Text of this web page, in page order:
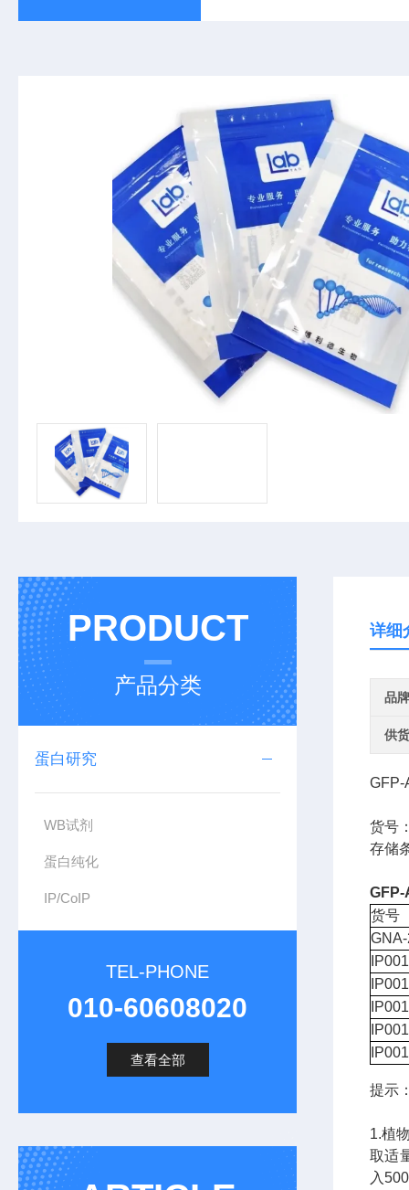
PRODUCT
产品分类
蛋白研究
WB试剂
蛋白纯化
IP/CoIP
TEL-PHONE
010-60608020
查看全部
详细
品牌
供
GFP-
货号
存储
GFP-
货号
提示
1.植
取适
入